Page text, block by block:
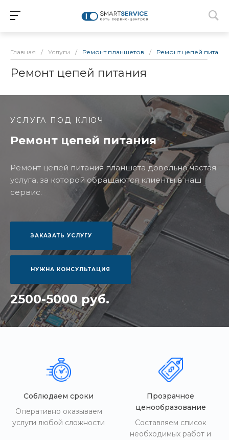
Главная / Услуги / Ремонт планшетов / Ремонт цепей
Ремонт цепей питания
УСЛУГА ПОД КЛЮЧ
Ремонт цепей питания
Ремонт цепей питания планшета довольно частая
услуга, за которой обращаются клиенты в наш
сервис.
ЗАКАЗАТЬ УСЛУГУ
НУЖНА КОНСУЛЬТАЦИЯ
2500-5000 руб.
Соблюдаем сроки
Оперативно оказываем
услуги любой сложности
Прозрачное
ценообразование
Составляем список
необходимых работ и